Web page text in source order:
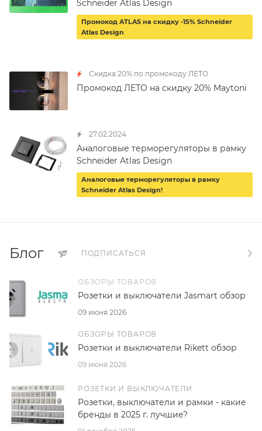
Schneider Atlas Design
Промокод ATLAS на скидку -15% Schneider
Atlas Design
Скидка 20% по промокоду ЛЕТО
Промокод ЛЕТО на скидку 20% Maytoni
27.02.2024
Аналоговые терморегуляторы в рамку
Schneider Atlas Design
Аналоговые терморегуляторы в рамку
Schneider Atlas Design!
Блог ПОДПИСАТЬСЯ
ОБЗОРЫ ТОВАРОВ
09 июня 2026
Розетки и выключатели Jasmart обзор
ОБЗОРЫ ТОВАРОВ
09 июня 2026
Розетки и выключатели Rikett обзор
РОЗЕТКИ И ВЫКЛЮЧАТЕЛИ
Розетки, выключатели и рамки - какие
бренды в 2025 г. лучшие?